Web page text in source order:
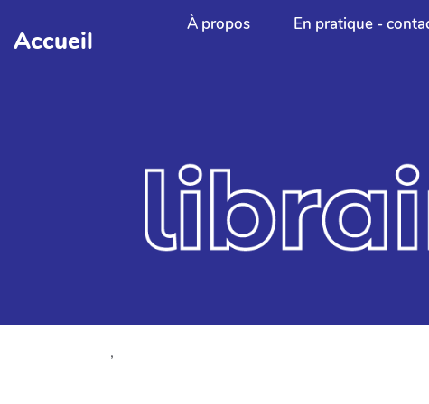
Aller au contenu principal
Accueil
À propos En pratique -
,